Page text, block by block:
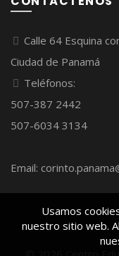
Calle 64 Esquina
Ciudad de Panamá
Teléfonos:
507-387 2442
507-6034 3134
Email:
Usamos
nuestro sitio web.